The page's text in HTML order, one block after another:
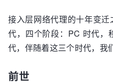
接入层网络代理的十年变
代，四个阶段：PC 时代，
代，伴随着这三个时代，我
前世